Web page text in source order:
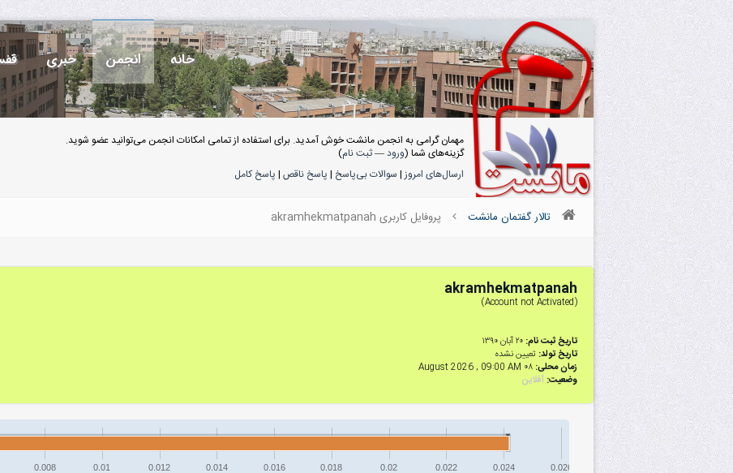
خانه انجمن خبری
مهمان گرامی به انجمن مانشت خوش آمدید. برای استفاده از تمامی امکانات انجمن می‌توانید عضو شوید.
گزینه‌های شما (ورود—ثبت نام)
ارسال‌های امروز| سوالات بی‌پاسخ | پاسخ ناقص | پاسخ کامل
تالار گفتمان مانشت پروفایل کاربری akramhekmatpanah
akramhekmatpanah
(Account not Activated)
تاریخ ثبت نام: ۲۰ آبان ۱۳۹۰
تاریخ تولد: تعیین نشده
زمان محلی: ۰۸ August 2026 , 09:00 AM
وضعیت: آفلاین
0.008 0.01 0.012 0.014 0.016 0.018 0.02 0.022 0.024 0.026